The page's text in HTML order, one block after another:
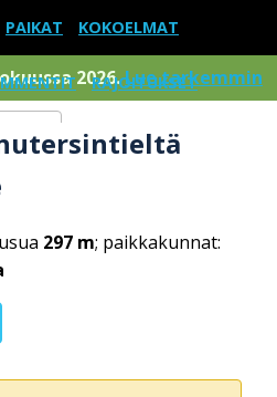
PAIKAT KOKOELMAT
RAJOITUKSET
2026.Lue tarkemmin
297 m; paikkakunnat: